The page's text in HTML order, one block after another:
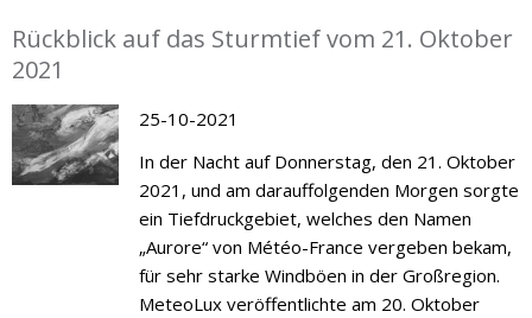
Rückblick auf das Sturmtief vom 21. Oktober
2021
25-10-2021
In der Nacht auf Donnerstag, den 21. Oktober
2021, und am darauffolgenden Morgen sorgte
ein Tiefdruckgebiet, welches den Namen
„Aurore“ von Météo-France vergeben bekam,
für sehr starke Windböen in der Großregion.
MeteoLux veröffentlichte am 20. Oktober